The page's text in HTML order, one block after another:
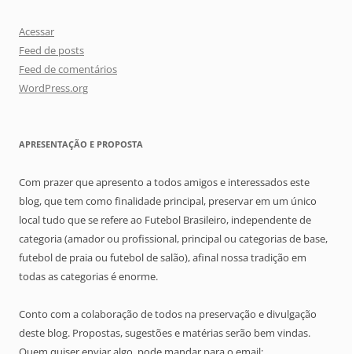
Acessar
Feed de posts
Feed de comentários
WordPress.org
APRESENTAÇÃO E PROPOSTA
Com prazer que apresento a todos amigos e interessados este
blog, que tem como finalidade principal, preservar em um único
local tudo que se refere ao Futebol Brasileiro, independente de
categoria (amador ou profissional, principal ou categorias de base,
futebol de praia ou futebol de salão), afinal nossa tradição em
todas as categorias é enorme.
Conto com a colaboração de todos na preservação e divulgação
deste blog. Propostas, sugestões e matérias serão bem vindas.